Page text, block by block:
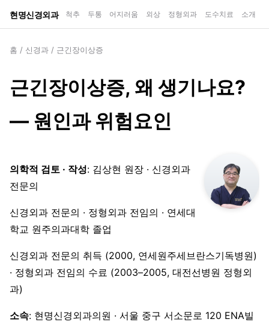
현명신경외과 척추 두통 어지러움 외상 정형외과 도수치료 소개
홈 / 신경과 / 근긴장이상증
근긴장이상증, 왜 생기나요?
— 원인과 위험요인
의학적 검토 · 작성: 김상현 원장 · 신경외과
전문의
신경외과 전문의 · 정형외과 전임의 · 연세대
학교 원주의과대학 졸업
신경외과 전문의 취득 (2000, 연세원주세브란스기독병원)
· 정형외과 전임의 수료 (2003–2005, 대전선병원 정형외
과)
소속: 현명신경외과의원 · 서울 중구 서소문로 120 ENA빌